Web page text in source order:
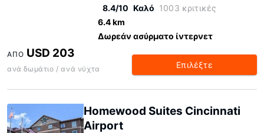
8.4/10 Καλό 1003 κριτικές
6.4 km
Δωρεάν ασύρματο ίντερνετ
ΑΠΌ USD 203
ανά δωμάτιο / ανά νύχτα Επιλέξτε
Homewood Suites Cincinnati
Airport